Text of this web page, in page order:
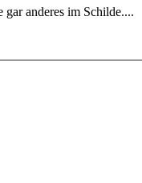
gar anderes im Schilde....